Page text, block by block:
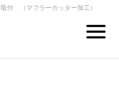
付 （マフラーカッター加工）